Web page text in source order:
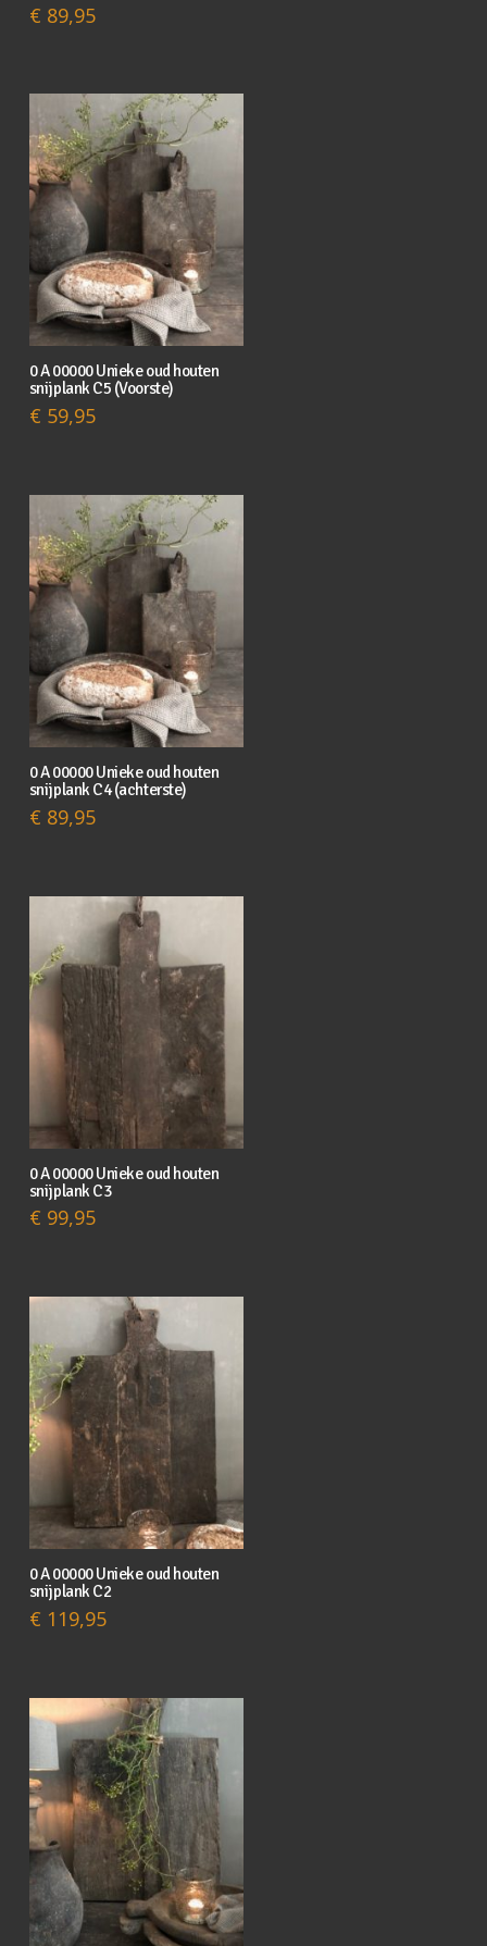
€ 89,95
0 A 00000 Unieke oud houten
snijplank C5 (Voorste)
€ 59,95
0 A 00000 Unieke oud houten
snijplank C4 (achterste)
€ 89,95
0 A 00000 Unieke oud houten
snijplank C3
€ 99,95
0 A 00000 Unieke oud houten
snijplank C2
€ 119,95